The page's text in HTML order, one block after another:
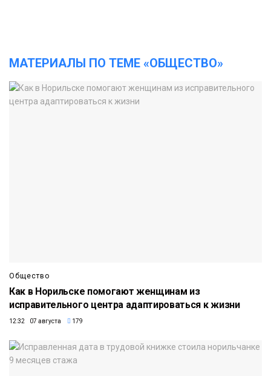
МАТЕРИАЛЫ ПО ТЕМЕ «ОБЩЕСТВО»
Общество
Как в Норильске помогают женщинам из
исправительного центра адаптироваться к жизни
12:32 07 августа 179